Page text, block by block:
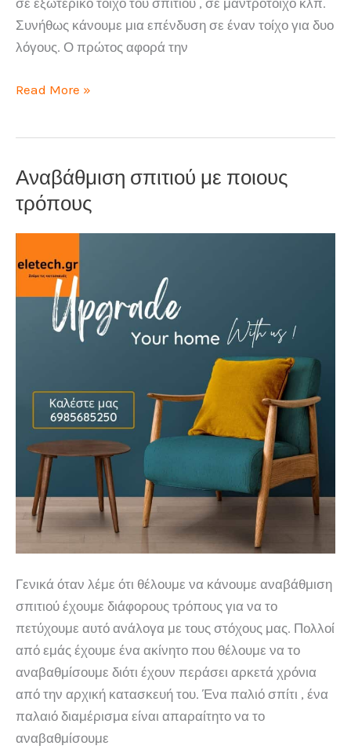
σε εξωτερικό τοίχο του σπιτιού , σε μαντρότοιχο κλπ.
Συνήθως κάνουμε μια επένδυση σε έναν τοίχο για δυο
λόγους. Ο πρώτος αφορά την
Επένδυση
έχουμε
Read More »
Αναβάθμιση σπιτιού με ποιους
τρόπους
Γενικά όταν λέμε ότι θέλουμε να κάνουμε αναβάθμιση
σπιτιού έχουμε διάφορους τρόπους για να το
πετύχουμε αυτό ανάλογα με τους στόχους μας. Πολλοί
από εμάς έχουμε ένα ακίνητο που θέλουμε να το
αναβαθμίσουμε διότι έχουν περάσει αρκετά χρόνια
από την αρχική κατασκευή του. Ένα παλιό σπίτι , ένα
παλαιό διαμέρισμα είναι απαραίτητο να το
αναβαθμίσουμε